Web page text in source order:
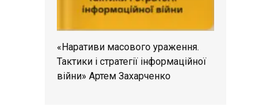
«Наративи масового ураження.
Тактики і стратегії інформаційної
війни» Артем Захарченко